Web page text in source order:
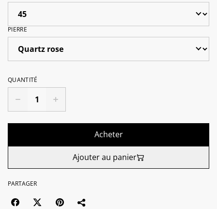
PIERRE
QUANTITÉ
Acheter
Ajouter au panier
PARTAGER